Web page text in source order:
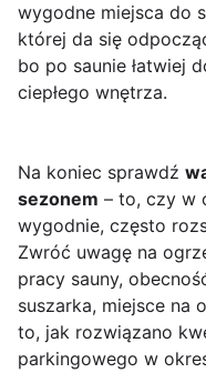
wygodne miejsca do
której da się
bo po saunie łatwiej
ciepłego wnętrza.
Na koniec sprawdź
sezonem – to, czy w
wygodnie, często
Zwróć uwagę na
pracy sauny,
suszarka, miejsce na
to, jak rozwiązano
parkingowego w